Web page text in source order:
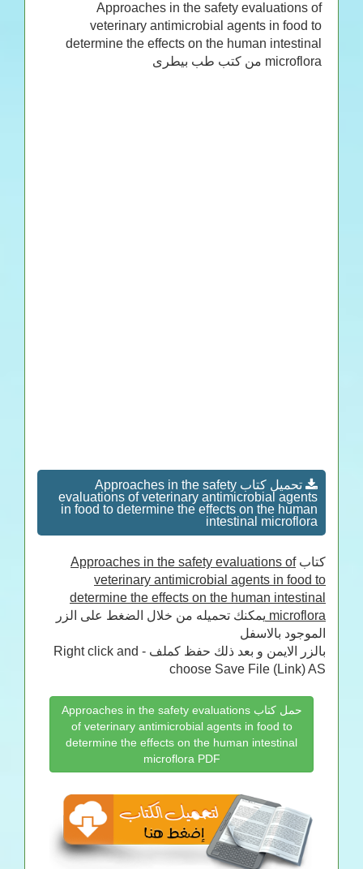
Approaches in the safety evaluations of
veterinary antimicrobial agents in food to
determine the effects on the human intestinal
microflora من كتب طب بيطرى
تحميل كتاب Approaches in the safety
evaluations of veterinary antimicrobial agents
in food to determine the effects on the human
intestinal microflora
كتابApproaches in the safety evaluations of
veterinary antimicrobial agents in food to
determine the effects on the human intestinal
microflora يمكنك تحميله من خلال الضغط على الزر
الموجود بالاسفل
بالزر الايمن و بعد ذلك حفظ كملف - Right click and
choose Save File (Link) AS
حمل كتاب Approaches in the safety evaluations
of veterinary antimicrobial agents in food to
determine the effects on the human intestinal
microflora PDF